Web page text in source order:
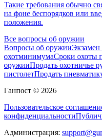
Такие требования обычно
на фоне беспорядков или
положения.
Все вопросы об оружии
Вопросы об оружии
охотминимумаСроки охоты
оружииПродать охотничье
пистолетПродать
Ганпост © 2026
Пользовательское
конфиденциальности
Администрация: